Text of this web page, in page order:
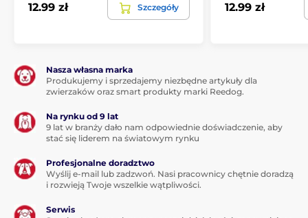
Białko z sardynek (30 %), żółty groszek, gliceryna
roślinna, hydrolizowane białko drobiowe (8 %),
hydrolizowane wątróbki kurczaka (5 %), kolagen (4 %),
melasa, mąka grochowa, suszony czosnek
niedźwiedzi (1 %).
Składniki analityczne:
17,0 %, popiół surowy 6,5 %, włókno surowe 1,5 %, wapń
12.99 zł Szczegóły 12.99 zł
Nasza własna marka
Produkujemy i sprzedajemy niezbędne artykuły dla
zwierzaków oraz smart produkty marki Reedog.
Na rynku od 9 lat
9 lat w branży dało nam odpowiednie doświadczenie, aby
stać się liderem na światowym rynku
Profesjonalne doradztwo
Wyślij e-mail lub zadzwoń. Nasi pracownicy chętnie doradzą
i rozwieją Twoje wszelkie wątpliwości.
Serwis